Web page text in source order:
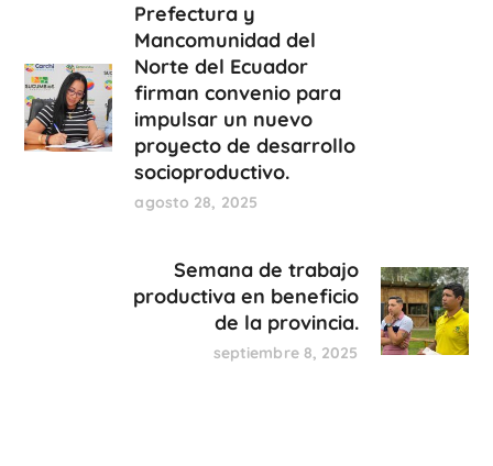
Prefectura y
Mancomunidad del
Norte del Ecuador
firman convenio para
impulsar un nuevo
proyecto de desarrollo
socioproductivo.
agosto 28, 2025
Semana de trabajo
productiva en beneficio
de la provincia.
septiembre 8, 2025